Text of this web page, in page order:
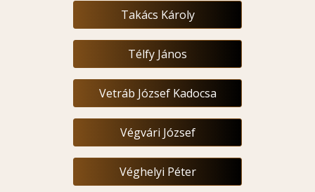
Takács Károly
Télfy János
Vetráb József Kadocsa
Végvári József
Véghelyi Péter